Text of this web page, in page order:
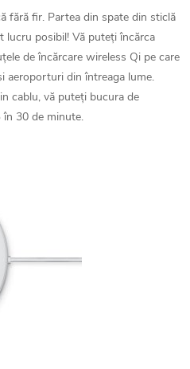
fără fir. Partea din spate din sticlă
lucru posibil! Vă puteți încărca
de încărcare wireless Qi pe care
aeroporturi din întreaga lume.
cablu, vă puteți bucura de
în 30 de minute.